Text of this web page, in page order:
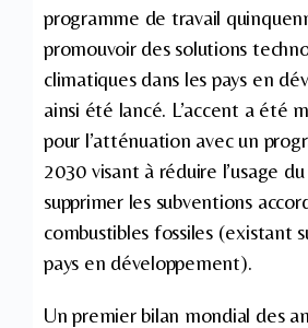
programme de travail
promouvoir des solutions
climatiques dans les pays en
ainsi été lancé. L’accent a été
pour l’atténuation avec un
2030 visant à réduire l’usage
supprimer les subventions
combustibles fossiles (existant
pays en développement).
Un premier bilan mondial des